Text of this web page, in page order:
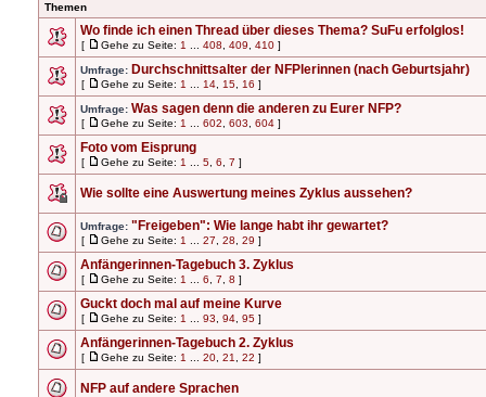
Themen
Wo finde ich einen Thread über dieses Thema? SuFu erfolglos!
[ Gehe zu Seite: 1 408 409 410 ]
Umfrage: Durchschnittsalter der NFPlerinnen (nach Geburtsjahr)
[ Gehe zu Seite: 1 14 15 16 ]
Umfrage: Was sagen denn die anderen zu Eurer NFP?
[ Gehe zu Seite: 1 602 603 604 ]
Foto vom Eisprung
[ Gehe zu Seite: 1 5 6 7 ]
Wie sollte eine Auswertung meines Zyklus aussehen?
Umfrage: "Freigeben": Wie lange habt ihr gewartet?
[ Gehe zu Seite: 1 27 28 29 ]
Anfängerinnen-Tagebuch 3. Zyklus
[ Gehe zu Seite: 1 6 7 8 ]
Guckt doch mal auf meine Kurve
[ Gehe zu Seite: 1 93 94 95 ]
Anfängerinnen-Tagebuch 2. Zyklus
[ Gehe zu Seite: 1 20 21 22 ]
NFP auf andere Sprachen